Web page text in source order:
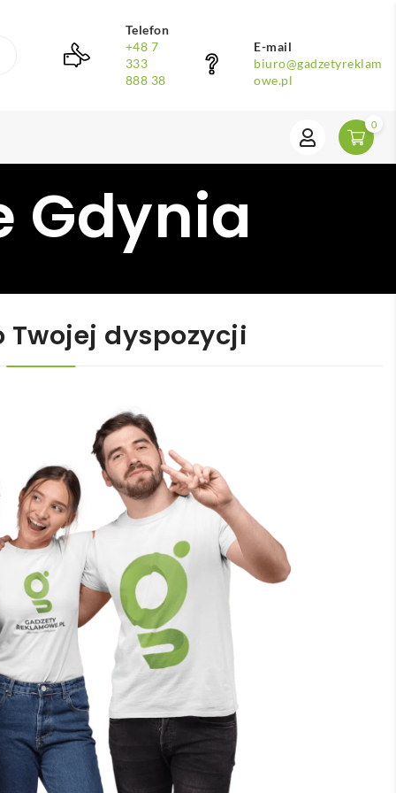
Telefon
+48 7
333
888 38
E-mail
biuro@gadzetyreklam
owe.pl
0
Gdynia
Twojej dyspozycji